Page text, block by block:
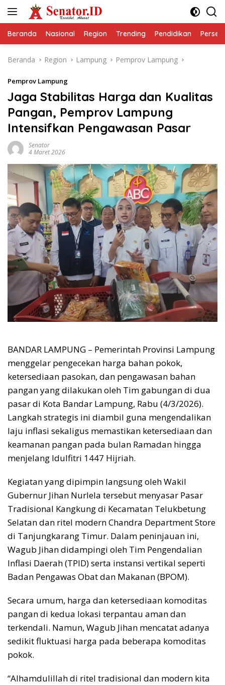
Beranda Nasional Region Trending Pendidikan
Beranda Region Lampung Pemprov Lampung
Pemprov Lampung
Jaga Stabilitas Harga dan Kualitas
Pangan, Pemprov Lampung
Intensifkan Pengawasan Pasar
Senator
4 Maret 2026
BANDAR LAMPUNG – Pemerintah Provinsi Lampung
menggelar pengecekan harga bahan pokok,
ketersediaan pasokan, dan pengawasan bahan
pangan yang dilakukan oleh Tim gabungan di dua
pasar di Kota Bandar Lampung, Rabu (4/3/2026).
Langkah strategis ini diambil guna mengendalikan
laju inflasi sekaligus memastikan ketersediaan dan
keamanan pangan pada bulan Ramadan hingga
menjelang Idulfitri 1447 Hijriah.
Kegiatan yang dipimpin langsung oleh Wakil
Gubernur Jihan Nurlela tersebut menyasar Pasar
Tradisional Kangkung di Kecamatan Telukbetung
Selatan dan ritel modern Chandra Department Store
di Tanjungkarang Timur. Dalam peninjauan ini,
Wagub Jihan didampingi oleh Tim Pengendalian
Inflasi Daerah (TPID) serta instansi vertikal seperti
Badan Pengawas Obat dan Makanan (BPOM).
Secara umum, harga dan ketersediaan komoditas
pangan di kedua lokasi terpantau aman dan
terkendali. Namun, Wagub Jihan mencatat adanya
sedikit fluktuasi harga pada beberapa komoditas
pokok.
“Alhamdulillah di ritel tradisional dan modern kita